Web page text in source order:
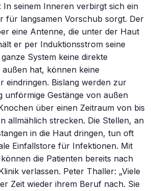
In seinem Inneren verbirgt sich ein
für langsamen Vorschub sorgt. Der
eine Antenne, die unter der Haut
er per Induktionsstrom seine
System keine direkte
hat, können keine
eindringen. Bislang werden zur
unförmige Gestänge von außen
über einen Zeitraum von bis
allmählich strecken. Die Stellen, an
in die Haut dringen, tun oft
Einfallstore für Infektionen. Mit
die Patienten bereits nach
verlassen. Peter Thaller: „Viele
Zeit wieder ihrem Beruf nach. Sie